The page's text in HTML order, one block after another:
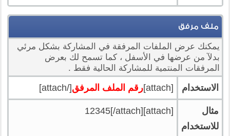
ملف مرفق
يمكنك عرض الملفات المرفقة في المشاركة بشكل مرئي
بدلآ من عرضها في الأسفل ، كما تسمح لك بعرض
المرفقات المنتمية للمشاركة الحالية فقط .
الاستخدام [attach] رقم الملف المرفق[/attach]
مثال
للاستخدام
[attach]12345[/attach]